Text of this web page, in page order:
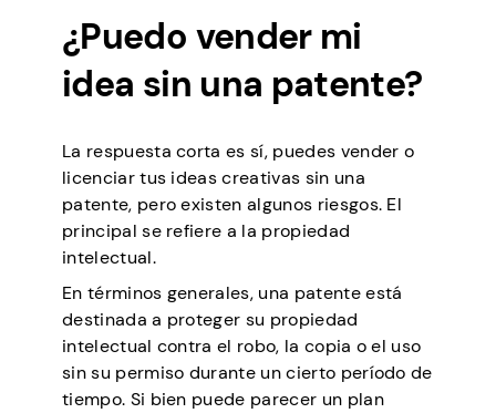
¿Puedo vender mi
idea sin una patente?
La respuesta corta es sí, puedes vender o
licenciar tus ideas creativas sin una
patente, pero existen algunos riesgos. El
principal se refiere a la propiedad
intelectual.
En términos generales, una patente está
destinada a proteger su propiedad
intelectual contra el robo, la copia o el uso
sin su permiso durante un cierto período de
tiempo. Si bien puede parecer un plan